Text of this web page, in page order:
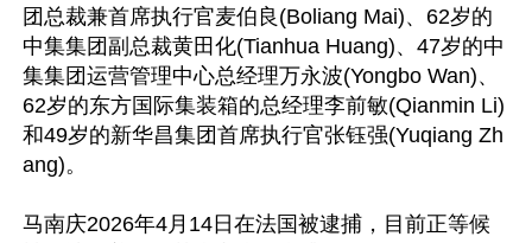
团总裁兼首席执行官麦伯良(Boliang Mai)、62岁的
中集集团副总裁黄田化(Tianhua Huang)、47岁的中
集集团运营管理中心总经理万永波(Yongbo Wan)、
62岁的东方国际集装箱的总经理李前敏(Qianmin Li)
和49岁的新华昌集团首席执行官张钰强(Yuqiang Zh
ang)。
马南庆2026年4月14日在法国被逮捕，目前正等候